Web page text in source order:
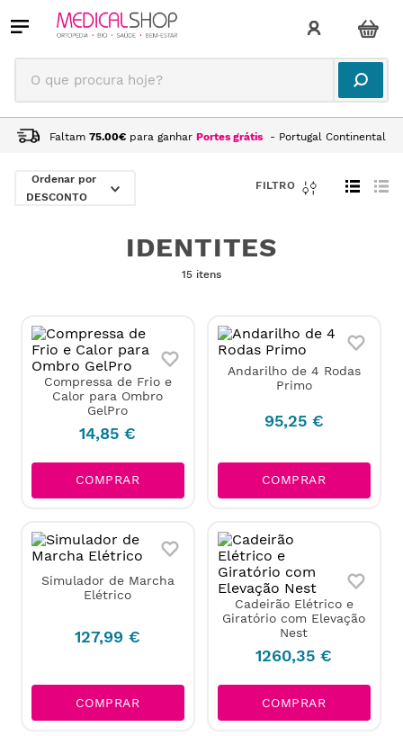
O que procura hoje?
Faltam 75.00€ para ganhar Portes grátis - Portugal Continental
IDENTITES
DESCONTO
IDENTITES
15 itens
Compressa de Frio e
Calor para Ombro
GelPro
14,85 €
COMPRAR
Andarilho de 4 Rodas
Primo
95,25 €
COMPRAR
Simulador de Marcha
Elétrico
127,99 €
COMPRAR
Cadeirão Elétrico e
Giratório com Elevação
Nest
1260,35 €
COMPRAR